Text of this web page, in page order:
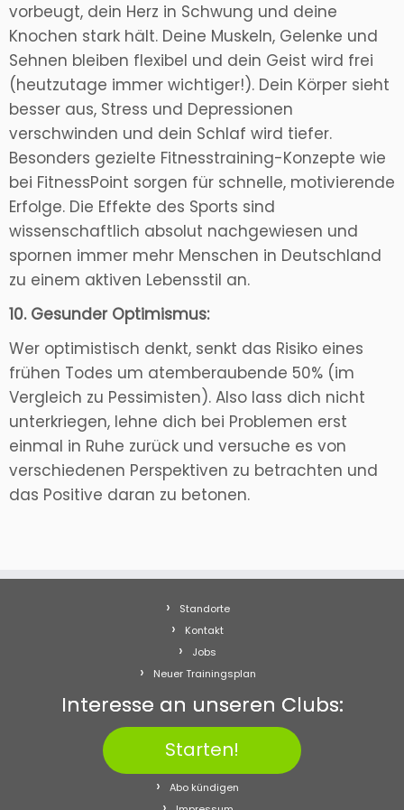
vorbeugt, dein Herz in Schwung und deine
Knochen stark hält. Deine Muskeln, Gelenke und
Sehnen bleiben flexibel und dein Geist wird frei
(heutzutage immer wichtiger!). Dein Körper sieht
besser aus, Stress und Depressionen
verschwinden und dein Schlaf wird tiefer.
Besonders gezielte Fitnesstraining-Konzepte wie
bei FitnessPoint sorgen für schnelle, motivierende
Erfolge. Die Effekte des Sports sind
wissenschaftlich absolut nachgewiesen und
spornen immer mehr Menschen in Deutschland
zu einem aktiven Lebensstil an.
10. Gesunder Optimismus:
Wer optimistisch denkt, senkt das Risiko eines
frühen Todes um atemberaubende 50% (im
Vergleich zu Pessimisten). Also lass dich nicht
unterkriegen, lehne dich bei Problemen erst
einmal in Ruhe zurück und versuche es von
verschiedenen Perspektiven zu betrachten und
das Positive daran zu betonen.
Standorte
Kontakt
Jobs
Neuer Trainingsplan
Interesse an unseren Clubs:
Starten!
Abo kündigen